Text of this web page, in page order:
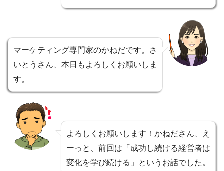
マーケティング専門家のかねだです。さ
いとうさん、本日もよろしくお願いしま
す。
よろしくお願いします！かねださん、え
ーっと、前回は「成功し続ける経営者は
変化を学び続ける」というお話でした。